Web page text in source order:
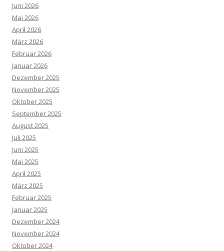
Juni 2026
Mai 2026
April 2026
März 2026
Februar 2026
Januar 2026
Dezember 2025
November 2025
Oktober 2025
September 2025
August 2025
Juli 2025
Juni 2025
Mai 2025
April 2025
März 2025
Februar 2025
Januar 2025
Dezember 2024
November 2024
Oktober 2024